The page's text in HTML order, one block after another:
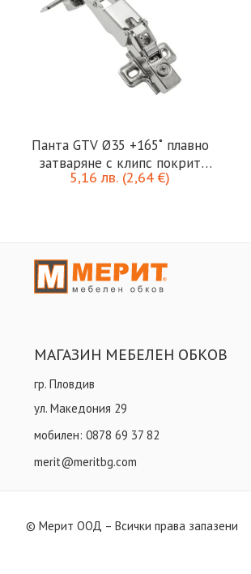
Панта GTV Ø35 +165˚ плавно
затваряне с клипс покрит
кант
5,16лв. (2,64€)
МАГАЗИН МЕБЕЛЕН ОБКОВ
гр. Пловдив
ул. Македония 29
мобилен: 0878 69 37 82
merit@meritbg.com
© Мерит ООД – Всички права запазени